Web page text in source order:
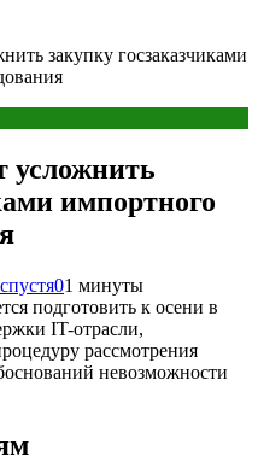
закупку госзаказчиками
усложнить
импортного
01 минуты
подготовить к осени в
IT-отрасли,
рассмотрения
невозможности